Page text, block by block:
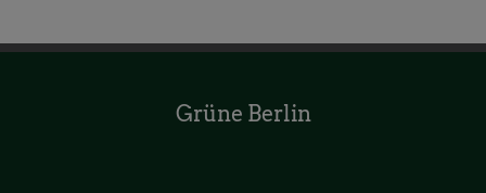
Grüne Berlin